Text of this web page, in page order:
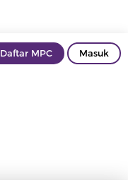
Daftar MPC Masuk